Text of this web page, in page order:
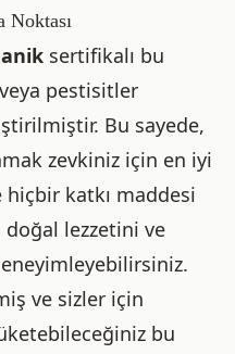
Noktası
sertifikalı bu
pestisitler
Bu sayede,
zevkiniz için en iyi
katkı maddesi
doğal lezzetini ve
ve sizler için
bu